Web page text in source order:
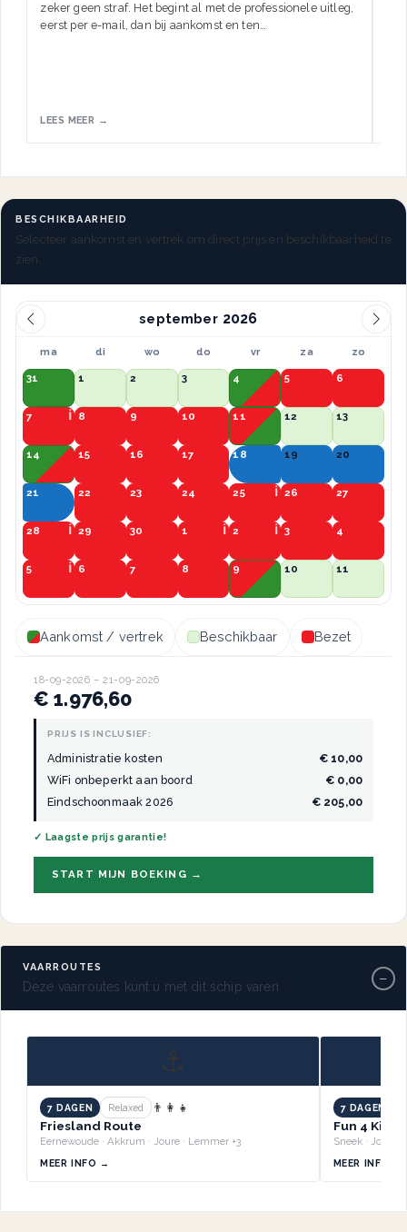
BESCHIKBAARHEID
Selecteer aankomst en vertrek om direct prijs en beschikbaarheid te
zien.
september
ma di wo do vr za zo
31 1 2 3 4 5 6
7 8 9 10 11 12 13
14 15 16 17 18 19 20
21 22 23 24 25 26 27
28 29 30 1 2 3 4
5 6 7 8 9 10 11
Aankomst / vertrek Beschikbaar Bezet
18-09-2026 – 21-09-2026
€ 1.976,60
PRIJS IS INCLUSIEF:
Administratie kosten
€ 10,00
WiFi onbeperkt aan boord
€ 0,00
Eindschoonmaak 2026
€ 205,00
✓ Laagste prijs garantie!
START MIJN BOEKING →
zeker geen straf. Het begint al met de professionele uitleg,
eerst per e-mail, dan bij aankomst en ten…
LEES MEER →
VAARROUTES
Deze vaarroutes kunt u met dit schip varen −
⚓
7 DAGEN Relaxed
👨‍👩‍👧
Friesland Route
Eernewoude · Akkrum · Joure · Lemmer +3
MEER INFO →
7 DAGEN
Fun 4 Kids
MEER INFO →